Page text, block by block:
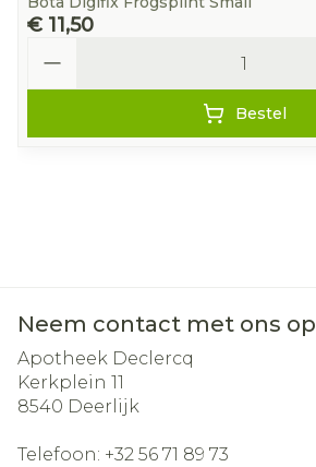
€ 11,50
Bestel
Neem contact met ons op
Apotheek Declercq
Kerkplein 11
8540 Deerlijk
Telefoon: +32 56 71 89 73